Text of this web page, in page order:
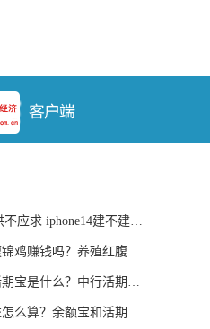
求 iphone14建不建议买？
钱吗？养殖红腹锦鸡需要
什么？中行活期宝如何购
？余额宝和活期宝哪个好